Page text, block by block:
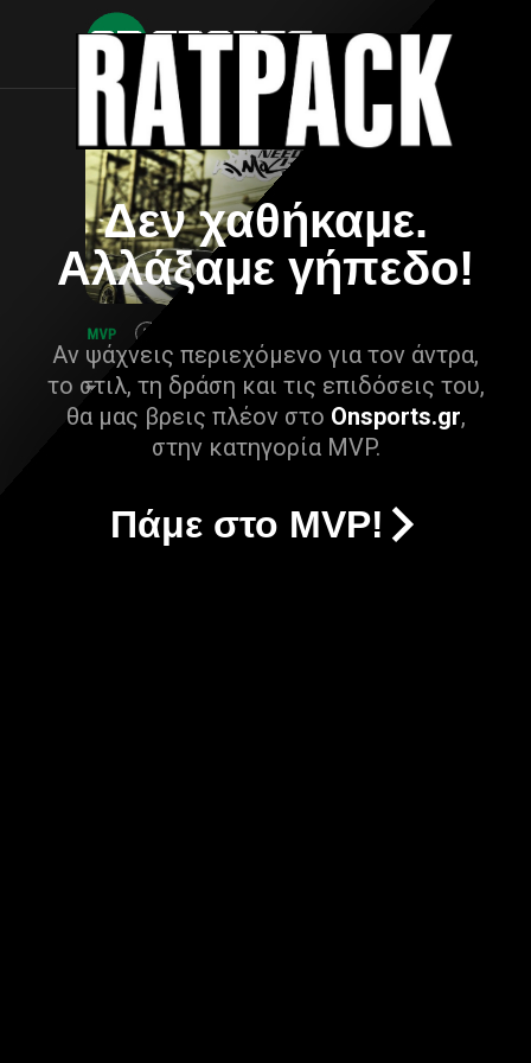
Δεν χαθήκαμε.
Αλλάξαμε γήπεδο!
Αν ψάχνεις περιεχόμενο για τον άντρα,
το στιλ, τη δράση και τις επιδόσεις του,
θα μας βρεις πλέον στο Onsports.gr,
στην κατηγορία MVP.
Πάμε στο MVP!